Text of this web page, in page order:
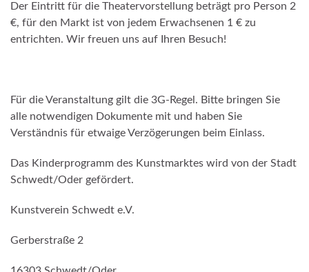
Der Eintritt für die Theatervorstellung beträgt pro Person 2
€, für den Markt ist von jedem Erwachsenen 1 € zu
entrichten. Wir freuen uns auf Ihren Besuch!
Für die Veranstaltung gilt die 3G-Regel. Bitte bringen Sie
alle notwendigen Dokumente mit und haben Sie
Verständnis für etwaige Verzögerungen beim Einlass.
Das Kinderprogramm des Kunstmarktes wird von der Stadt
Schwedt/Oder gefördert.
Kunstverein Schwedt e.V.
Gerberstraße 2